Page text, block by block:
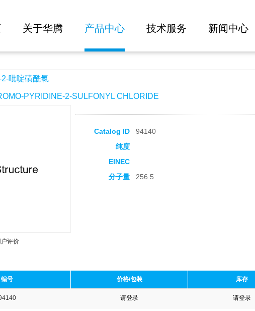
关于华腾 产品中心 技术服务 新闻中心
吡啶磺酰氯
PYRIDINE-2-SULFONYL CHLORIDE
户评价
Catalog ID 94140
纯度
EINEC
分子量
256.5
编号 价格/包装 库存
请登录 请登录